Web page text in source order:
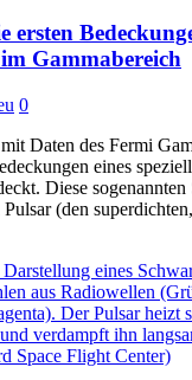
ersten
Gammabereich
0
Daten des Fermi
eines
Diese sogenannten
(den